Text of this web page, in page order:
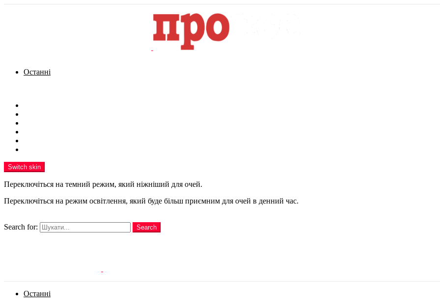
Останні
Switch skin
Переключіться на темний режим, який ніжніший для очей.
Переключіться на режим освітлення, який буде більш приємним для очей в денний час.
Search for:
Search
Останні